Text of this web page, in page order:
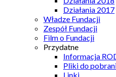
Działania 2017
Władze Fundacji
Zespół Fundacji
Film o Fundacji
Przydatne
Informacja
Pliki do
Linki